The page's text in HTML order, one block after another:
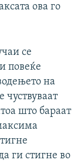
ова го
се
повеќе
на
чуствуваат
што бараат
ги стигне во